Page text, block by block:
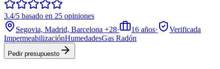
3.4/5 basado en 25 opiniones
Segovia, Madrid, Barcelona +28· 16 años·
Verificada
ImpermeabilizaciónHumedadesGas Radón
Pedir presupuesto